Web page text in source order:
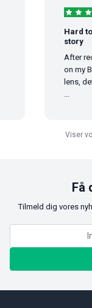
Hard to
story
After
on my
lens,
Viser
Få
Tilmeld dig vores